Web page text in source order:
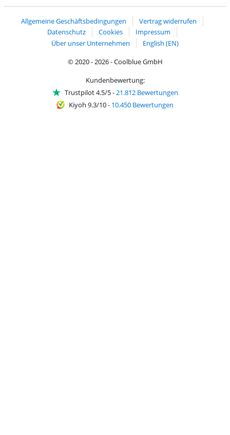
Allgemeine Geschäftsbedingungen
Vertrag widerrufen
Datenschutz
Cookies
Impressum
Über unser Unternehmen
English (EN)
© 2020 - 2026 - Coolblue GmbH
Kundenbewertung:
Trustpilot 4.5/5-21.812 Bewertungen
Kiyoh 9.3/10- 10.450 Bewertungen